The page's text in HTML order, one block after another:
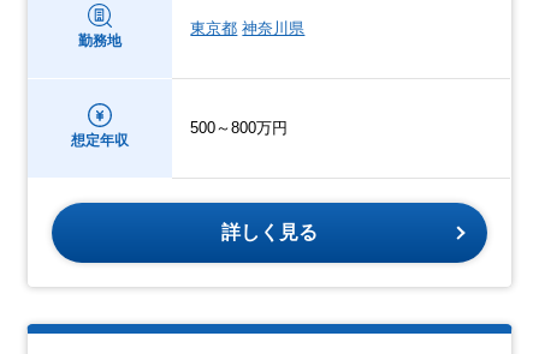
勤務地
東京都 神奈川県
想定年収
500～800万円
詳しく見る